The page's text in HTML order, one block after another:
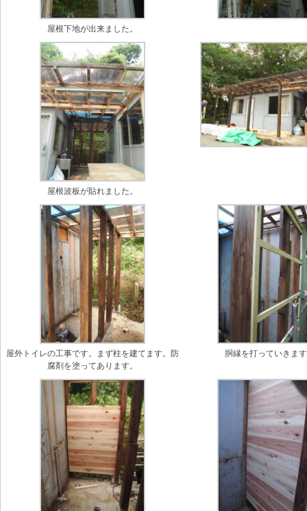
屋根下地が出来ました。
屋根波板が貼れました。
屋外トイレの工事です。まず柱を建てます。防
腐剤を塗ってあります。
胴縁を打っていきま